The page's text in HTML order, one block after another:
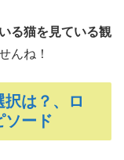
る猫を見ている観
んね！
択は？、ロ
ソード